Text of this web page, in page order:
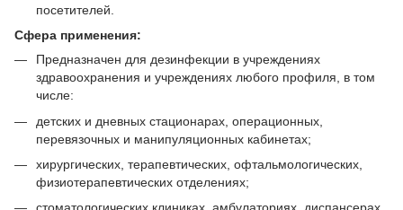
посетителей.
Сфера применения:
Предназначен для дезинфекции в учреждениях
здравоохранения и учреждениях любого профиля, в том
числе:
детских и дневных стационарах, операционных,
перевязочных и манипуляционных кабинетах;
хирургических, терапевтических, офтальмологических,
физиотерапевтических отделениях;